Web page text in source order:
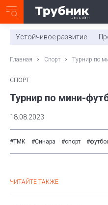
0:00/ 11:03
Устойчивое развитие
Главная Спорт Турнир по
СПОРТ
Турнир по мини-
18.08.2023
#ТМК #Синара #спорт
ЧИТАЙТЕ ТАКЖЕ